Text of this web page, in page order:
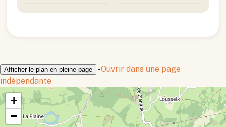
Afficher le plan en pleine page -Ouvrir dans une page
indépendante